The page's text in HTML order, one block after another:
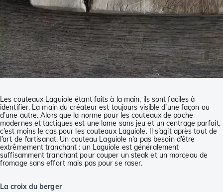
Les couteaux Laguiole étant faits à la main, ils sont faciles à
identifier. La main du créateur est toujours visible d’une façon ou
d’une autre. Alors que la norme pour les couteaux de poche
modernes et tactiques est une lame sans jeu et un centrage parfait,
c’est moins le cas pour les couteaux Laguiole. Il s’agit après tout de
l’art de l’artisanat. Un couteau Laguiole n’a pas besoin d’être
extrêmement tranchant : un Laguiole est généralement
suffisamment tranchant pour couper un steak et un morceau de
fromage sans effort mais pas pour se raser.
La croix du berger